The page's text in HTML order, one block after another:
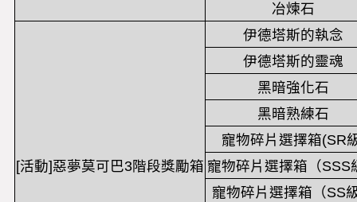
冶煉石
[活動]惡夢莫可巴3階段獎勵箱
伊德塔斯的執念
伊德塔斯的靈魂
黑暗強化石
黑暗熟練石
寵物碎片選擇箱(SR
寵物碎片選擇箱（SSS
寵物碎片選擇箱（SS